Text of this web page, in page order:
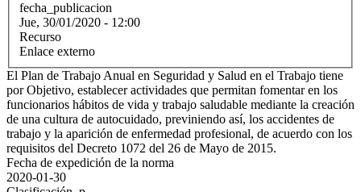
fecha_publicacion
Jue, 30/01/2020 - 12:00
Recurso
Enlace externo
El Plan de Trabajo Anual en Seguridad y Salud en el Trabajo tiene
por Objetivo, establecer actividades que permitan fomentar en los
funcionarios hábitos de vida y trabajo saludable mediante la creación
de una cultura de autocuidado, previniendo así, los accidentes de
trabajo y la aparición de enfermedad profesional, de acuerdo con los
requisitos del Decreto 1072 del 26 de Mayo de 2015.
Fecha de expedición de la norma
2020-01-30